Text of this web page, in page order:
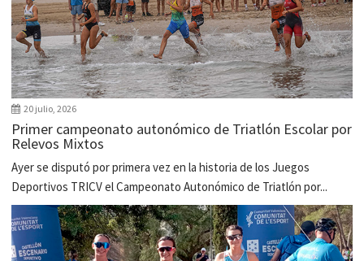
20 julio, 2026
Primer campeonato autonómico de Triatlón Escolar por
Relevos Mixtos
Ayer se disputó por primera vez en la historia de los Juegos
Deportivos TRICV el Campeonato Autonómico de Triatlón por...